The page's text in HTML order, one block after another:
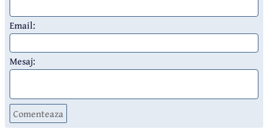
Email:
Mesaj:
Comenteaza